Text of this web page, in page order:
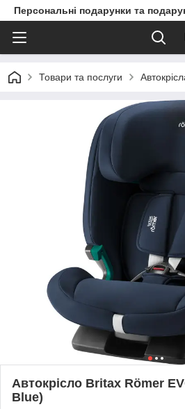
Персональні подарунки та
Товари та послуги
Автокрісло Britax Römer
Blue)